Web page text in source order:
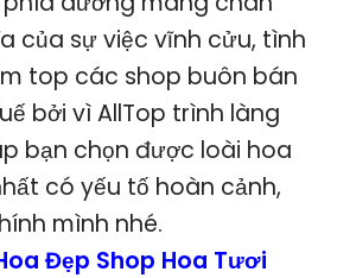
của sự việc vĩnh cửu, tình
top các shop buôn bán
bởi vì AllTop trình làng
bạn chọn được loài hoa
có yếu tố hoàn cảnh,
mình nhé.
Đẹp Shop Hoa Tươi